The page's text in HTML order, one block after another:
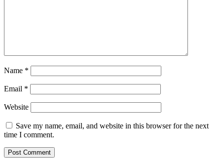
Name *
Email *
Website
Save my name, email, and website in this browser for the next
time I comment.